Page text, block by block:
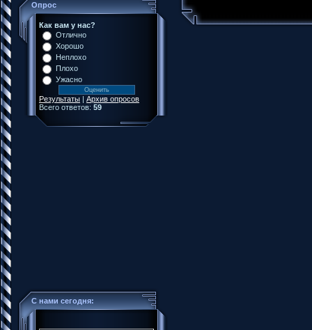
Опрос
Как вам у нас?
Отлично
Хорошо
Неплохо
Плохо
Ужасно
Результаты | Архив опросов
Всего ответов: 59
С нами сегодня: